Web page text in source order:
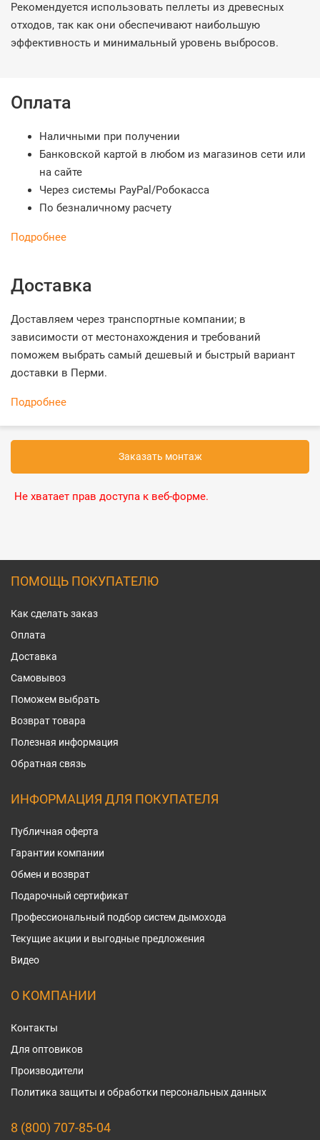
Рекомендуется использовать пеллеты из древесных
отходов, так как они обеспечивают наибольшую
эффективность и минимальный уровень выбросов.
Оплата
Наличными при получении
Банковской картой в любом из магазинов сети или
на сайте
Через системы PayPal/Робокасса
По безналичному расчету
Подробнее
Доставка
Доставляем через транспортные компании; в
зависимости от местонахождения и требований
поможем выбрать самый дешевый и быстрый вариант
доставки в Перми.
Подробнее
Заказать монтаж
Не хватает прав доступа к веб-форме.
ПОМОЩЬ ПОКУПАТЕЛЮ
Как сделать заказ
Оплата
Доставка
Самовывоз
Поможем выбрать
Возврат товара
Полезная информация
Обратная связь
ИНФОРМАЦИЯ ДЛЯ ПОКУПАТЕЛЯ
Публичная оферта
Гарантии компании
Обмен и возврат
Подарочный сертификат
Профессиональный подбор систем дымохода
Текущие акции и выгодные предложения
Видео
О КОМПАНИИ
Контакты
Для оптовиков
Производители
Политика защиты и обработки персональных данных
8 (800) 707-85-04